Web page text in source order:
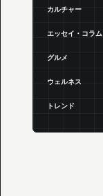
カルチャー
エッセイ・コラム
グルメ
ウェルネス
トレンド